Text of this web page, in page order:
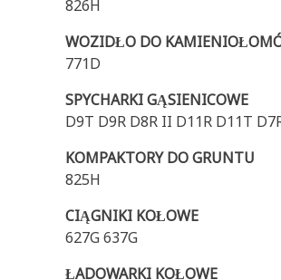
826H
WOZIDŁO DO
771D
SPYCHARKI GĄSIENICOWE
D9T D9R D8R II D11R D11T
KOMPAKTORY DO GRUNTU
825H
CIĄGNIKI KOŁOWE
627G 637G
ŁADOWARKI KOŁOWE